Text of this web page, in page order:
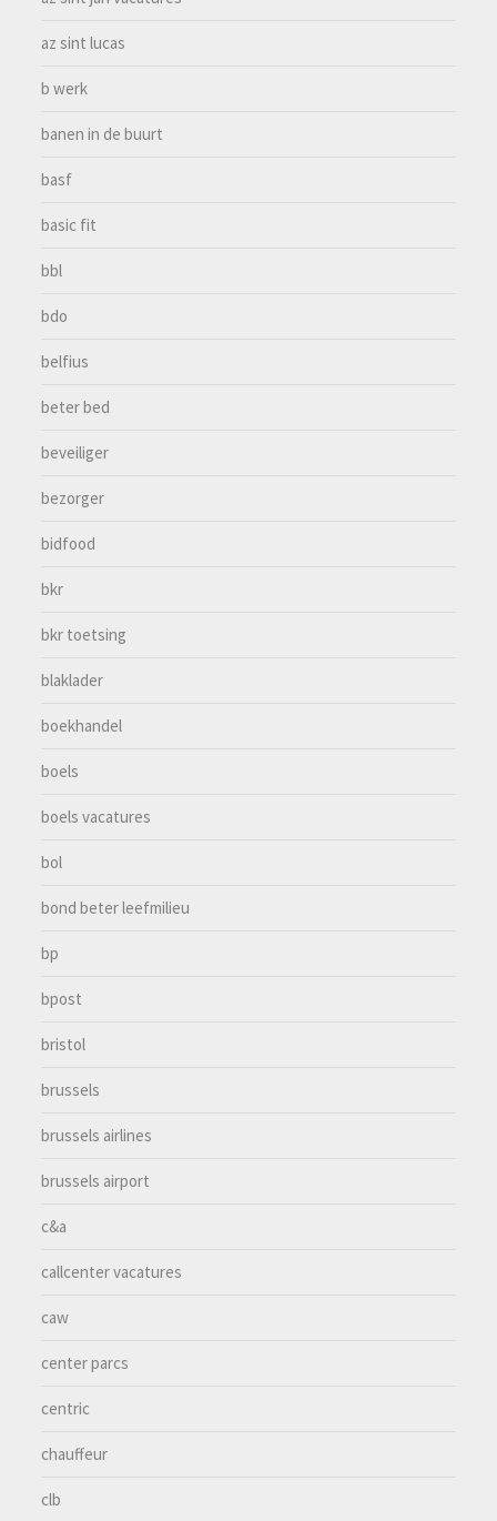
az sint lucas
b werk
banen in de buurt
basf
basic fit
bbl
bdo
belfius
beter bed
beveiliger
bezorger
bidfood
bkr
bkr toetsing
blaklader
boekhandel
boels
boels vacatures
bol
bond beter leefmilieu
bp
bpost
bristol
brussels
brussels airlines
brussels airport
c&a
callcenter vacatures
caw
center parcs
centric
chauffeur
clb